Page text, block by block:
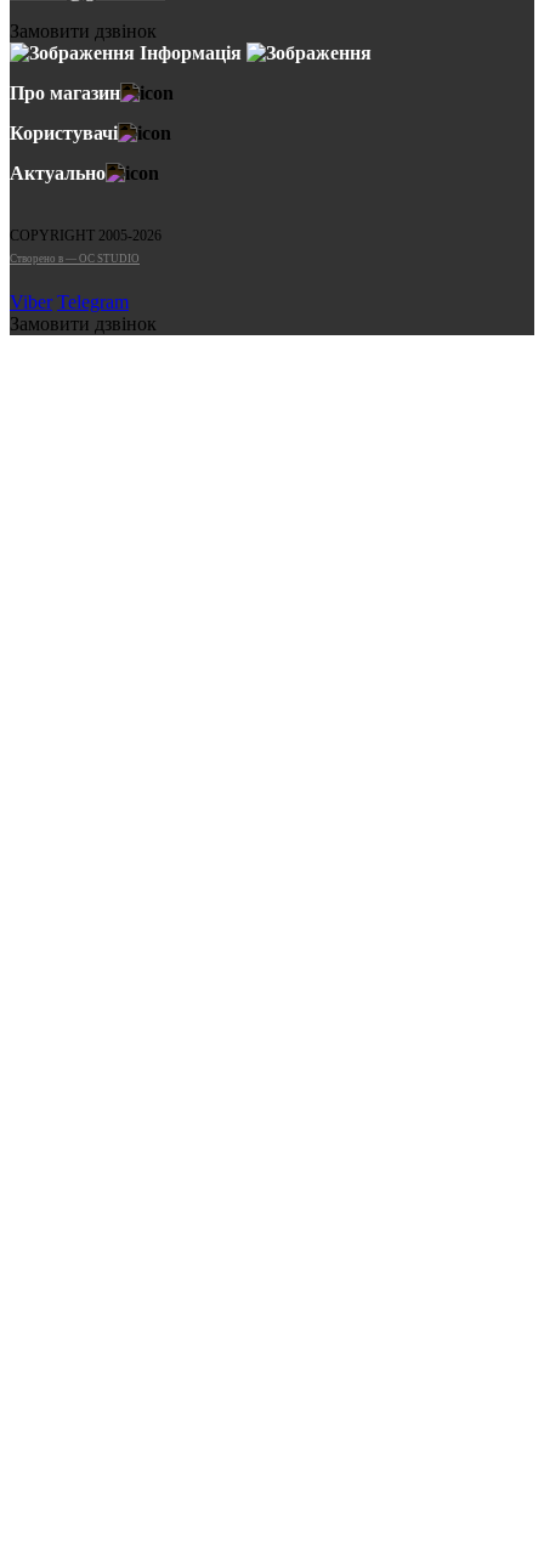
Замовити дзвінок
Інформація
Про магазин
Користувачі
Актуально
COPYRIGHT 2005-2026
Cтворено в — OC STUDIO
Viber Telegram
Замовити дзвінок